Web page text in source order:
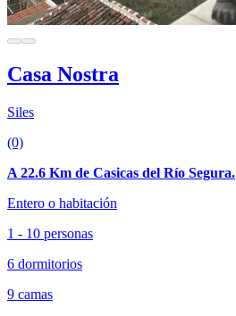
Casa Nostra
Siles
(0)
A 22.6 Km de Casicas del Río Segura.
Entero o habitación
1 - 10 personas
6 dormitorios
9 camas